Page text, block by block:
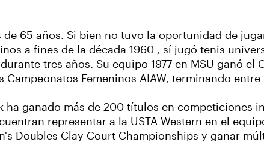
65 años. Si bien no tuvo la oportunidad de
a fines de la década 1960 , sí jugó tenis
tres años. Su equipo 1977 en MSU ganó el
Femeninos AIAW, terminando
ganado más de 200 títulos en competiciones
representar a la USTA Western en el
Doubles Clay Court Championships y ganar